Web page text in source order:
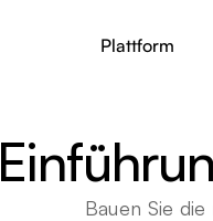
Bauen Sie
Plattform